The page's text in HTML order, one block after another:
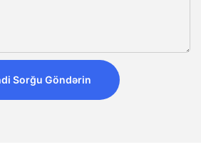
Sorğu Göndərin